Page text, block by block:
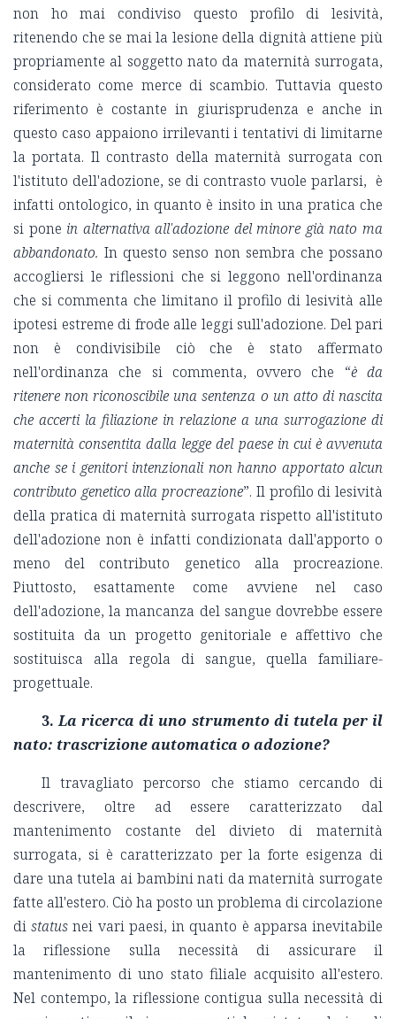
non ho mai condiviso questo profilo di lesività,
ritenendo che se mai la lesione della dignità attiene più
propriamente al soggetto nato da maternità surrogata,
considerato come merce di scambio. Tuttavia questo
riferimento è costante in giurisprudenza e anche in
questo caso appaiono irrilevanti i tentativi di limitarne
la portata. Il contrasto della maternità surrogata con
l'istituto dell'adozione, se di contrasto vuole parlarsi, è
infatti ontologico, in quanto è insito in una pratica che
si pone in alternativa all'adozione del minore già nato ma
abbandonato.In questo senso non sembra che possano
accogliersi le riflessioni che si leggono nell'ordinanza
che si commenta che limitano il profilo di lesività alle
ipotesi estreme di frode alle leggi sull'adozione. Del pari
non è condivisibile ciò che è stato affermato
nell'ordinanza che si commenta, ovvero che “è da
ritenere non riconoscibile una sentenza o un atto di nascita
che accerti la filiazione in relazione a una surrogazione di
maternità consentita dalla legge del paese in cui è avvenuta
anche se i genitori intenzionali non hanno apportato alcun
contributo genetico alla procreazione”. Il profilo di lesività
della pratica di maternità surrogata rispetto all'istituto
dell'adozione non è infatti condizionata dall'apporto o
meno del contributo genetico alla procreazione.
Piuttosto, esattamente come avviene nel caso
dell'adozione, la mancanza del sangue dovrebbe essere
sostituita da un progetto genitoriale e affettivo che
sostituisca alla regola di sangue, quella familiare-
progettuale.
3.La ricerca di uno strumento di tutela per il
nato: trascrizione automatica o adozione?
Il travagliato percorso che stiamo cercando di
descrivere, oltre ad essere caratterizzato dal
mantenimento costante del divieto di maternità
surrogata, si è caratterizzato per la forte esigenza di
dare una tutela ai bambini nati da maternità surrogate
fatte all'estero. Ciò ha posto un problema di circolazione
distatusnei vari paesi, in quanto è apparsa inevitabile
la riflessione sulla necessità di assicurare il
mantenimento di uno stato filiale acquisito all'estero.
Nel contempo, la riflessione contigua sulla necessità di